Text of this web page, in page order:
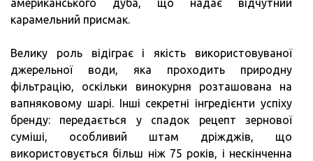
американського дуба, що надає відчутний
карамельний присмак.
Велику роль відіграє і якість використовуваної
джерельної води, яка проходить природну
фільтрацію, оскільки винокурня розташована на
вапняковому шарі. Інші секретні інгредієнти успіху
бренду: передається у спадок рецепт зернової
суміші, особливий штам дріжджів, що
використовується більш ніж 75 років, і нескінченна